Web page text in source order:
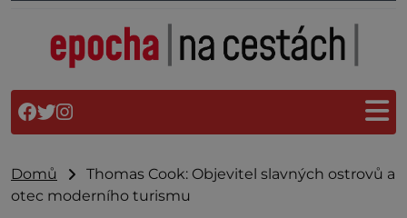
Domů
Thomas Cook: Objevitel slavných ostrovů a
otec moderního turismu